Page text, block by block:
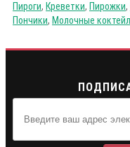
Пироги, Креветки, Пирожки,
Пончики, Молочные